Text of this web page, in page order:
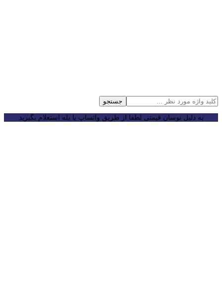
جستجو
به دلیل نوسان قیمتی لطفا از طریق واتساپ یا بله استعلام بگیرید